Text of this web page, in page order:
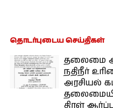
தொடர்புடைய செய்திகள்
தலைமை
நதிநீர்
அரசியல்
திரள்